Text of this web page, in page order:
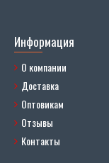
Информация
О компании
Доставка
Оптовикам
Отзывы
Контакты